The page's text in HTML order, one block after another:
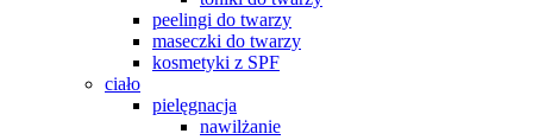
peelingi do twarzy
maseczki do twarzy
kosmetyki z SPF
ciało
pielęgnacja
nawilżanie